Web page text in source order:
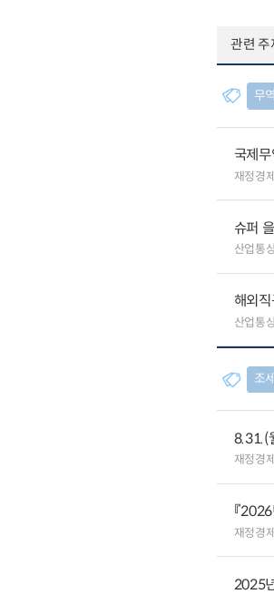
관련 주
무
국제
재정경
슈퍼
산업통
해외
산업통
조세
8.31.(
재정경
『
재정경
2025